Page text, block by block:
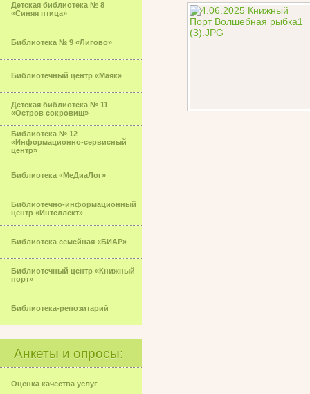
Детская библиотека № 8
«Синяя птица»
Библиотека № 9 «Лигово»
Библиотечный центр «Маяк»
Детская библиотека № 11
«Остров сокровищ»
Библиотека № 12
«Информационно-сервисный
центр»
Библиотека «МеДиаЛог»
Библиотечно-информационный
центр «Интеллект»
Библиотека семейная «БИАР»
Библиотечный центр «Книжный
порт»
Библиотека-репозитарий
Анкеты и опросы:
Оценка качества услуг